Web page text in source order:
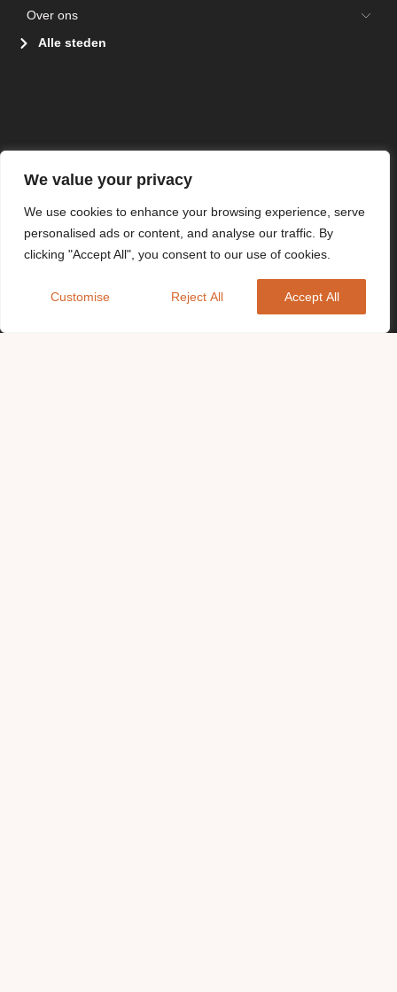
We value your privacy
We use cookies to enhance your browsing experience, serve
personalised ads or content, and analyse our traffic. By
clicking "Accept All", you consent to our use of cookies.
Customise Reject All Accept All
Over ons
Alle steden